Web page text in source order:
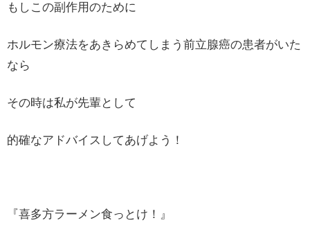
もしこの副作用のために
ホルモン療法をあきらめてしまう前立腺癌の患者がいた
なら
その時は私が先輩として
的確なアドバイスしてあげよう！
『喜多方ラーメン食っとけ！』